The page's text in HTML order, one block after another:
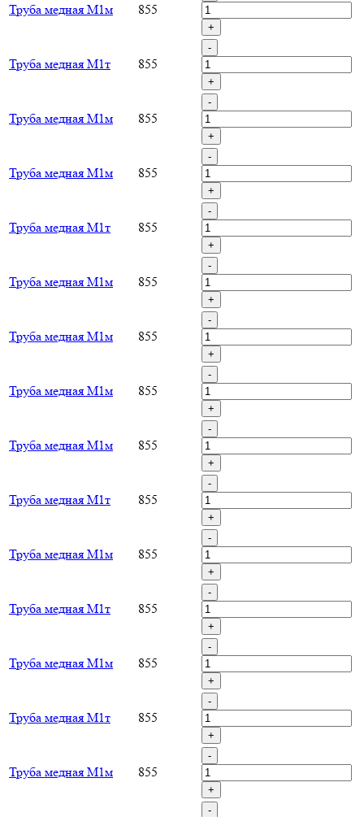
Труба медная М1м 855
+
Труба медная М1т 855
-
+
Труба медная М1м 855
-
+
Труба медная М1м 855
-
+
Труба медная М1т 855
-
+
Труба медная М1м 855
-
+
Труба медная М1м 855
-
+
Труба медная М1м 855
-
+
Труба медная М1м 855
-
+
Труба медная М1т 855
-
+
Труба медная М1м 855
-
+
Труба медная М1т 855
-
+
Труба медная М1м 855
-
+
Труба медная М1т 855
-
+
Труба медная М1м 855
-
+
-